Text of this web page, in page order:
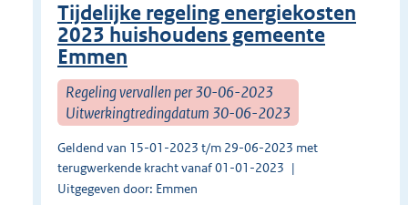
Tijdelijke regeling energiekosten
2023 huishoudens gemeente
Emmen
Regeling vervallen per 30-06-2023
Uitwerkingtredingdatum 30-06-2023
Geldend van 15-01-2023 t/m 29-06-2023 met
terugwerkende kracht vanaf 01-01-2023
Uitgegeven door: Emmen